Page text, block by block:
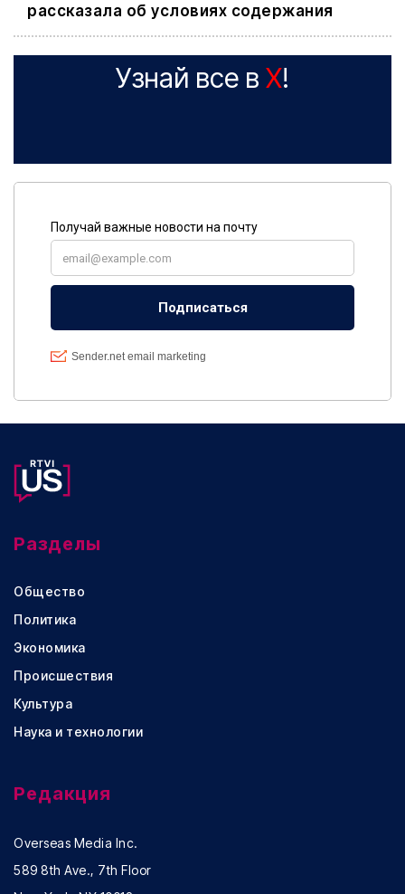
рассказала об условиях содержания
Узнай все в X!
Разделы
Общество
Политика
Экономика
Происшествия
Культура
Наука и технологии
Редакция
Overseas Media Inc.
589 8th Ave., 7th Floor